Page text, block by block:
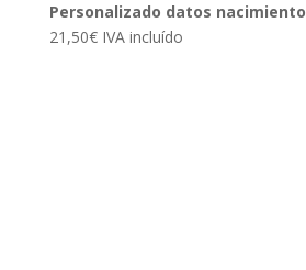
Personalizado datos nacimiento
21,50€ IVA incluído